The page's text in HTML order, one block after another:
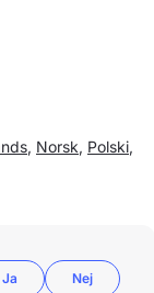
, Norsk, Polski,
Ja Nej